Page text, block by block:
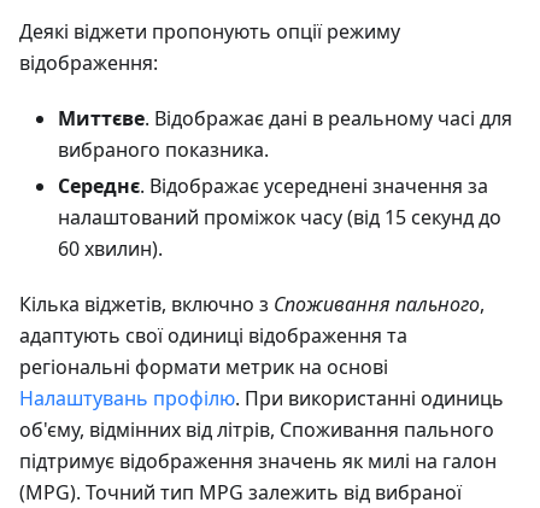
Деякі віджети пропонують опції режиму
відображення:
Миттєве. Відображає дані в реальному часі для
вибраного показника.
Середнє. Відображає усереднені значення за
налаштований проміжок часу (від 15 секунд до
60 хвилин).
Кілька віджетів, включно з Споживання пального,
адаптують свої одиниці відображення та
регіональні формати метрик на основі
Налаштувань профілю. При використанні одиниць
об'єму, відмінних від літрів, Споживання пального
підтримує відображення значень як милі на галон
(MPG). Точний тип MPG залежить від вибраної